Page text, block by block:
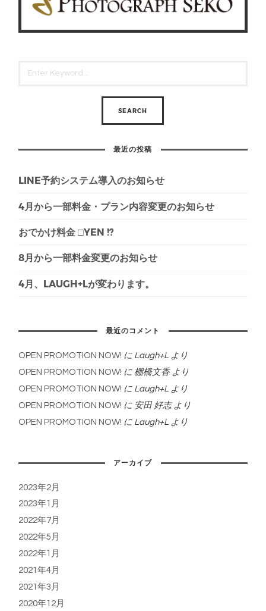
最近の投稿
LINE予約システム導入のお知らせ
4月から一部料金・プラン内容変更のお知らせ
おでかけ料金 □YEN !?
8月から一部料金変更のお知らせ
4月、LAUGH+Lが変わります。
最近のコメント
OPEN PROMOTION NOW! に Laugh+L より
OPEN PROMOTION NOW! に 棚橋文香より
OPEN PROMOTION NOW! に Laugh+L より
OPEN PROMOTION NOW! に 安田 好志より
OPEN PROMOTION NOW! に Laugh+L より
アーカイブ
2023年2月
2023年1月
2022年7月
2022年5月
2022年1月
2021年4月
2021年3月
2020年12月